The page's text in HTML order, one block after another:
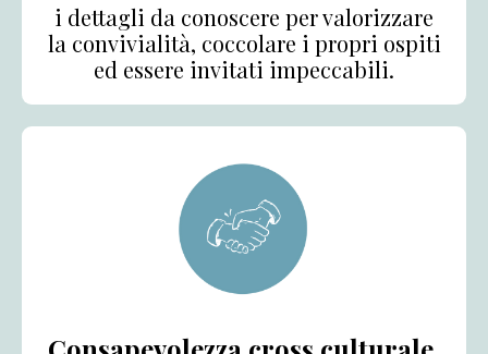
i dettagli da conoscere per valorizzare
la convivialità, coccolare i propri ospiti
ed essere invitati impeccabili.